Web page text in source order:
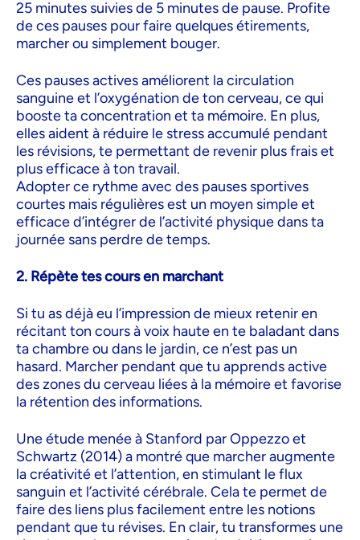
25 minutes suivies de 5 minutes de pause. Profite
de ces pauses pour faire quelques étirements,
marcher ou simplement bouger.
Ces pauses actives améliorent la circulation
sanguine et l’oxygénation de ton cerveau, ce qui
booste ta concentration et ta mémoire. En plus,
elles aident à réduire le stress accumulé pendant
les révisions, te permettant de revenir plus frais et
plus efficace à ton travail.
Adopter ce rythme avec des pauses sportives
courtes mais régulières est un moyen simple et
efficace d’intégrer de l’activité physique dans ta
journée sans perdre de temps.
2. Répète tes cours en marchant
Si tu as déjà eu l’impression de mieux retenir en
récitant ton cours à voix haute en te baladant dans
ta chambre ou dans le jardin, ce n’est pas un
hasard. Marcher pendant que tu apprends active
des zones du cerveau liées à la mémoire et favorise
la rétention des informations.
Une étude menée à Stanford par Oppezzo et
Schwartz (2014) a montré que marcher augmente
la créativité et l’attention, en stimulant le flux
sanguin et l’activité cérébrale. Cela te permet de
faire des liens plus facilement entre les notions
pendant que tu révises. En clair, tu transformes une